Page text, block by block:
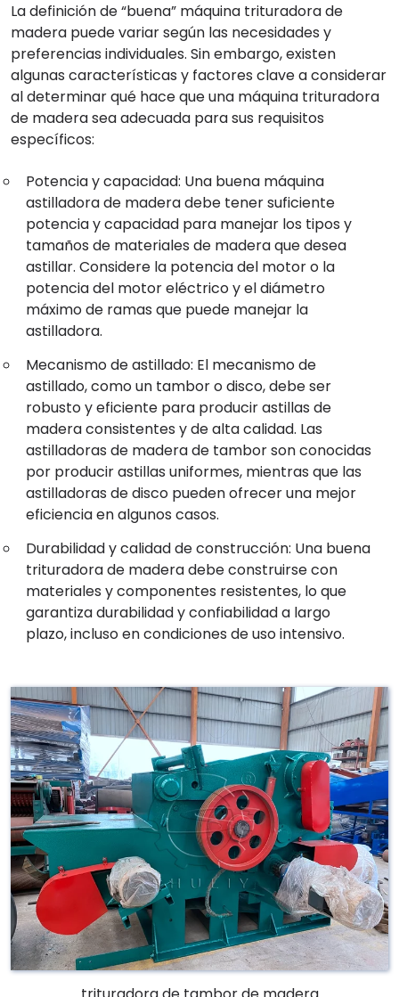
La definición de “buena” máquina trituradora de
madera puede variar según las necesidades y
preferencias individuales. Sin embargo, existen
algunas características y factores clave a considerar
al determinar qué hace que una máquina trituradora
de madera sea adecuada para sus requisitos
específicos:
Potencia y capacidad: Una buena máquina
astilladora de madera debe tener suficiente
potencia y capacidad para manejar los tipos y
tamaños de materiales de madera que desea
astillar. Considere la potencia del motor o la
potencia del motor eléctrico y el diámetro
máximo de ramas que puede manejar la
astilladora.
Mecanismo de astillado: El mecanismo de
astillado, como un tambor o disco, debe ser
robusto y eficiente para producir astillas de
madera consistentes y de alta calidad. Las
astilladoras de madera de tambor son conocidas
por producir astillas uniformes, mientras que las
astilladoras de disco pueden ofrecer una mejor
eficiencia en algunos casos.
Durabilidad y calidad de construcción: Una buena
trituradora de madera debe construirse con
materiales y componentes resistentes, lo que
garantiza durabilidad y confiabilidad a largo
plazo, incluso en condiciones de uso intensivo.